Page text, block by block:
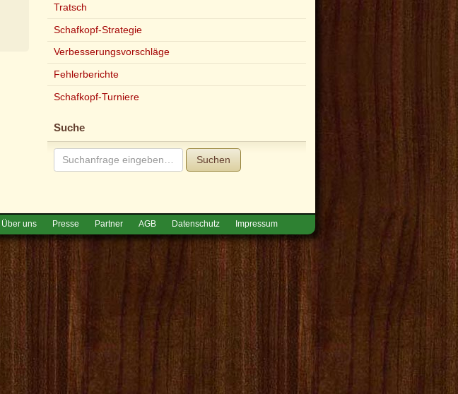
Tratsch
Schafkopf-Strategie
Verbesserungsvorschläge
Fehlerberichte
Schafkopf-Turniere
Suche
Suchen
Über uns Presse Partner AGB Datenschutz Impressum